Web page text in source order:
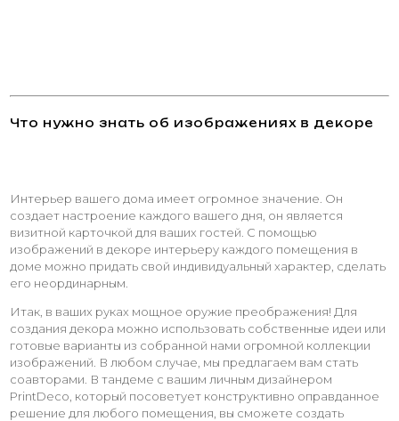
Что нужно знать об изображениях в декоре
Интерьер вашего дома имеет огромное значение. Он
создает настроение каждого вашего дня, он является
визитной карточкой для ваших гостей. С помощью
изображений в декоре интерьеру каждого помещения в
доме можно придать свой индивидуальный характер, сделать
его неординарным.
Итак, в ваших руках мощное оружие преображения! Для
создания декора можно использовать собственные идеи или
готовые варианты из собранной нами огромной коллекции
изображений. В любом случае, мы предлагаем вам стать
соавторами. В тандеме с вашим личным дизайнером
PrintDeco, который посоветует конструктивно оправданное
решение для любого помещения, вы сможете создать